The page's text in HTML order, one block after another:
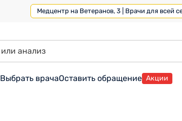
Медцентр на Ветеранов, 3 | Врачи для всей
Выбрать врачаОставить обращение Акции